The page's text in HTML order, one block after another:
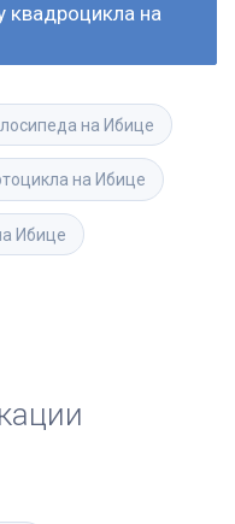
квадроцикла на
на Ибице
на Ибице
Ибице